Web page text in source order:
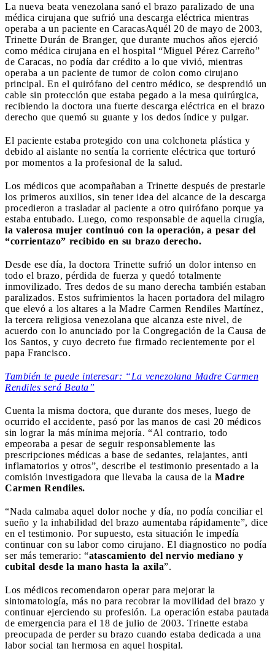
La nueva beata venezolana sanó el brazo paralizado de una
médica cirujana que sufrió una descarga eléctrica mientras
operaba a un paciente en CaracasAquél 20 de mayo de 2003,
Trinette Durán de Branger, que durante muchos años ejerció
como médica cirujana en el hospital “Miguel Pérez Carreño”
de Caracas, no podía dar crédito a lo que vivió, mientras
operaba a un paciente de tumor de colon como cirujano
principal. En el quirófano del centro médico, se desprendió un
cable sin protección que estaba pegado a la mesa quirúrgica,
recibiendo la doctora una fuerte descarga eléctrica en el brazo
derecho que quemó su guante y los dedos índice y pulgar.
El paciente estaba protegido con una colchoneta plástica y
debido al aislante no sentía la corriente eléctrica que torturó
por momentos a la profesional de la salud.
Los médicos que acompañaban a Trinette después de prestarle
los primeros auxilios, sin tener idea del alcance de la descarga
procedieron a trasladar al paciente a otro quirófano porque ya
estaba entubado. Luego, como responsable de aquella cirugía,
la valerosa mujer continuó con la operación, a pesar del
“corrientazo” recibido en su brazo derecho.
Desde ese día, la doctora Trinette sufrió un dolor intenso en
todo el brazo, pérdida de fuerza y quedó totalmente
inmovilizado. Tres dedos de su mano derecha también estaban
paralizados. Estos sufrimientos la hacen portadora del milagro
que elevó a los altares a la Madre Carmen Rendiles Martínez,
la tercera religiosa venezolana que alcanza este nivel, de
acuerdo con lo anunciado por la Congregación de la Causa de
los Santos, y cuyo decreto fue firmado recientemente por el
papa Francisco.
También te puede interesar: “La venezolana Madre Carmen
Rendiles será Beata”
Cuenta la misma doctora, que durante dos meses, luego de
ocurrido el accidente, pasó por las manos de casi 20 médicos
sin lograr la más mínima mejoría. “Al contrario, todo
empeoraba a pesar de seguir responsablemente las
prescripciones médicas a base de sedantes, relajantes, anti
inflamatorios y otros”, describe el testimonio presentado a la
comisión investigadora que llevaba la causa de la Madre
Carmen Rendiles.
“Nada calmaba aquel dolor noche y día, no podía conciliar el
sueño y la inhabilidad del brazo aumentaba rápidamente”, dice
en el testimonio. Por supuesto, esta situación le impedía
continuar con su labor como cirujano. El diagnostico no podía
ser más temerario: “atascamiento del nervio mediano y
cubital desde la mano hasta la axila”.
Los médicos recomendaron operar para mejorar la
sintomatología, más no para recobrar la movilidad del brazo y
continuar ejerciendo su profesión. La operación estaba pautada
de emergencia para el 18 de julio de 2003. Trinette estaba
preocupada de perder su brazo cuando estaba dedicada a una
labor social tan hermosa en aquel hospital.